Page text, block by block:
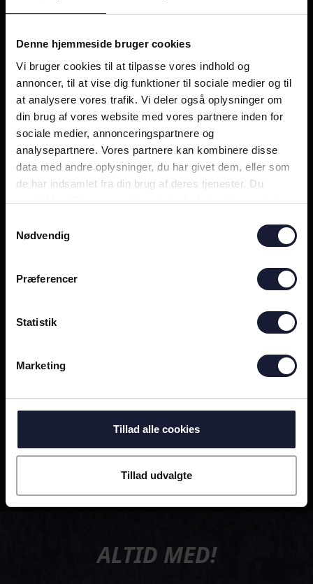
Denne hjemmeside bruger cookies
Vi bruger cookies til at tilpasse vores indhold og
annoncer, til at vise dig funktioner til sociale medier og til
at analysere vores trafik. Vi deler også oplysninger om
din brug af vores website med vores partnere inden for
sociale medier, annonceringspartnere og
analysepartnere. Vores partnere kan kombinere disse
data med andre oplysninger, du har givet dem, eller som
de har indsamlet fra din brug af deres tjenester. Du
samtykker til vores cookies, hvis du fortsætter med at
Nødvendig
Præferencer
Statistik
Marketing
Tillad alle cookies
Tillad udvalgte
START 11'eren - Nu skal vi ud og have en sejr i land
33 4
34
ALTID MED!